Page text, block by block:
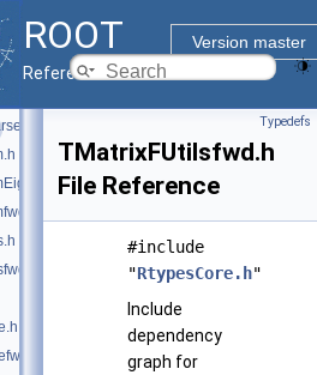
ROOT
Version master
Reference Guide
Typedefs
TMatrixFUtilsfwd.h
File Reference
#include
"RtypesCore.h"
Include
dependency
graph for